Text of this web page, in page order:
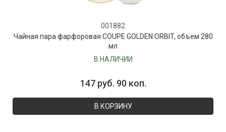
001882
Чайная пара фарфоровая COUPE GOLDEN ORBIT, объем 280
мл
В НАЛИЧИИ
147 руб. 90 коп.
В КОРЗИНУ